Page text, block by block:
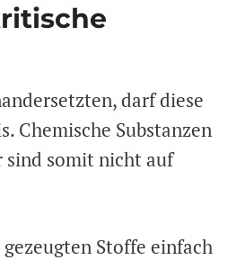
darf diese
Chemische Substanzen
sind somit nicht auf
Stoffe einfach